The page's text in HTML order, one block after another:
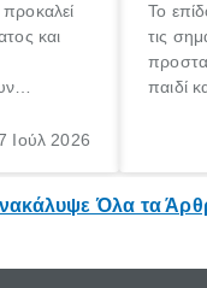
και
Ιούλ 2026
Το
τις
παιδί
Όλα τα